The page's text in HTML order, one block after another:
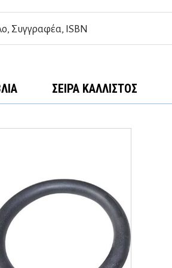
ΣΕΙΡΆ ΚΆΛΛΙΣΤΟΣ